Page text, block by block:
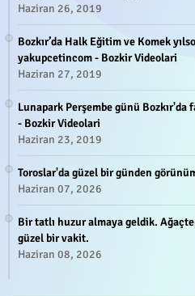
Haziran 26, 2019
Bozkır’da Halk Eğitim ve Komek
yakupcetincom - Bozkir Videolari
Haziran 27, 2019
Lunapark Perşembe günü
- Bozkir Videolari
Haziran 23, 2019
Toroslar'da güzel bir günden
Haziran 07, 2026
Bir tatlı huzur almaya geldik.
güzel bir vakit.
Haziran 08, 2026